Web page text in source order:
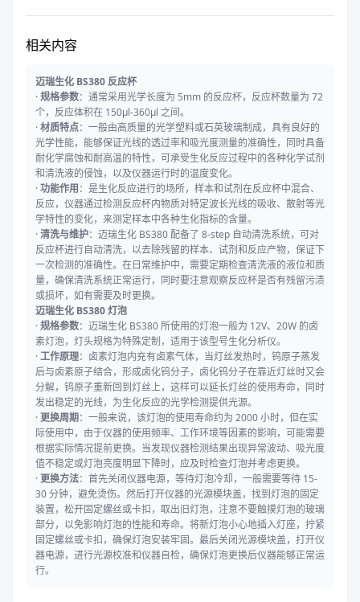
相关内容
迈瑞生化 BS380 反应杯
·规格参数：通常采用光学长度为 5mm 的反应杯，反应杯数量为 72
个，反应体积在 150μl-360μl 之间。
·材质特点：一般由高质量的光学塑料或石英玻璃制成，具有良好的
光学性能，能够保证光线的透过率和吸光度测量的准确性，同时具备
耐化学腐蚀和耐高温的特性，可承受生化反应过程中的各种化学试剂
和清洗液的侵蚀，以及仪器运行时的温度变化。
·功能作用：是生化反应进行的场所，样本和试剂在反应杯中混合、
反应，仪器通过检测反应杯内物质对特定波长光线的吸收、散射等光
学特性的变化，来测定样本中各种生化指标的含量。
·清洗与维护：迈瑞生化 BS380 配备了 8-step 自动清洗系统，可对
反应杯进行自动清洗，以去除残留的样本、试剂和反应产物，保证下
一次检测的准确性。在日常维护中，需要定期检查清洗液的液位和质
量，确保清洗系统正常运行，同时要注意观察反应杯是否有残留污渍
或损坏，如有需要及时更换。
迈瑞生化 BS380 灯泡
·规格参数：迈瑞生化 BS380 所使用的灯泡一般为 12V、20W 的卤
素灯泡，灯头规格为特殊定制，适用于该型号生化分析仪。
·工作原理：卤素灯泡内充有卤素气体，当灯丝发热时，钨原子蒸发
后与卤素原子结合，形成卤化钨分子，卤化钨分子在靠近灯丝时又会
分解，钨原子重新回到灯丝上，这样可以延长灯丝的使用寿命，同时
发出稳定的光线，为生化反应的光学检测提供光源。
·更换周期：一般来说，该灯泡的使用寿命约为 2000 小时，但在实
际使用中，由于仪器的使用频率、工作环境等因素的影响，可能需要
根据实际情况提前更换。当发现仪器检测结果出现异常波动、吸光度
值不稳定或灯泡亮度明显下降时，应及时检查灯泡并考虑更换。
·更换方法：首先关闭仪器电源，等待灯泡冷却，一般需要等待 15-
30 分钟，避免烫伤。然后打开仪器的光源模块盖，找到灯泡的固定
装置，松开固定螺丝或卡扣，取出旧灯泡，注意不要触摸灯泡的玻璃
部分，以免影响灯泡的性能和寿命。将新灯泡小心地插入灯座，拧紧
固定螺丝或卡扣，确保灯泡安装牢固。最后关闭光源模块盖，打开仪
器电源，进行光源校准和仪器自检，确保灯泡更换后仪器能够正常运
行。